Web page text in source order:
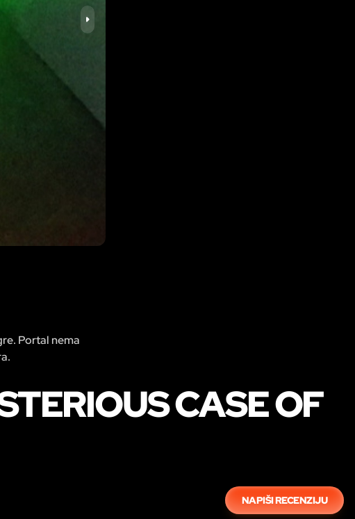
Portal nema
CASE OF
NAPIŠI RECENZIJU